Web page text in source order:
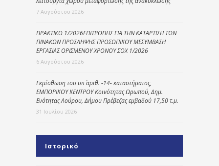
7 Αυγούστου 2026
ΠΡΑΚΤΙΚΟ 1/2026ΕΠΙΤΡΟΠΗΣ ΓΙΑ ΤΗΝ ΚΑΤΑΡΤΙΣΗ ΤΩΝ
ΠΙΝΑΚΩΝ ΠΡΟΣΛΗΨΗΣ ΠΡΟΣΩΠΙΚΟΥ ΜΕΣΥΜΒΑΣΗ
ΕΡΓΑΣΙΑΣ ΟΡΙΣΜΕΝΟΥ ΧΡΟΝΟΥ ΣΟΧ 1/2026
6 Αυγούστου 2026
Εκμίσθωση του υπ΄ αριθ. -14- καταστήματος,
ΕΜΠΟΡΙΚΟΥ ΚΕΝΤΡΟΥ Κοινότητας Ωρωπού, Δημ.
Ενότητας Λούρου, Δήμου Πρέβεζας εμβαδού 17,50 τ.μ.
31 Ιουλίου 2026
Ιστορικό